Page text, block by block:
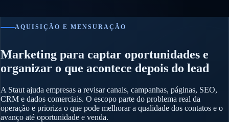
AQUISIÇÃO E MENSURAÇÃO
Marketing para captar oportunidades e
organizar o que acontece depois do lead
A Staut ajuda empresas a revisar canais, campanhas, páginas, SEO,
CRM e dados comerciais. O escopo parte do problema real da
operação e prioriza o que pode melhorar a qualidade dos contatos e o
avanço até oportunidade e venda.